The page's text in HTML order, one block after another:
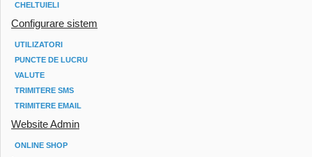
CHELTUIELI
Configurare sistem
UTILIZATORI
PUNCTE DE LUCRU
VALUTE
TRIMITERE SMS
TRIMITERE EMAIL
Website Admin
ONLINE SHOP